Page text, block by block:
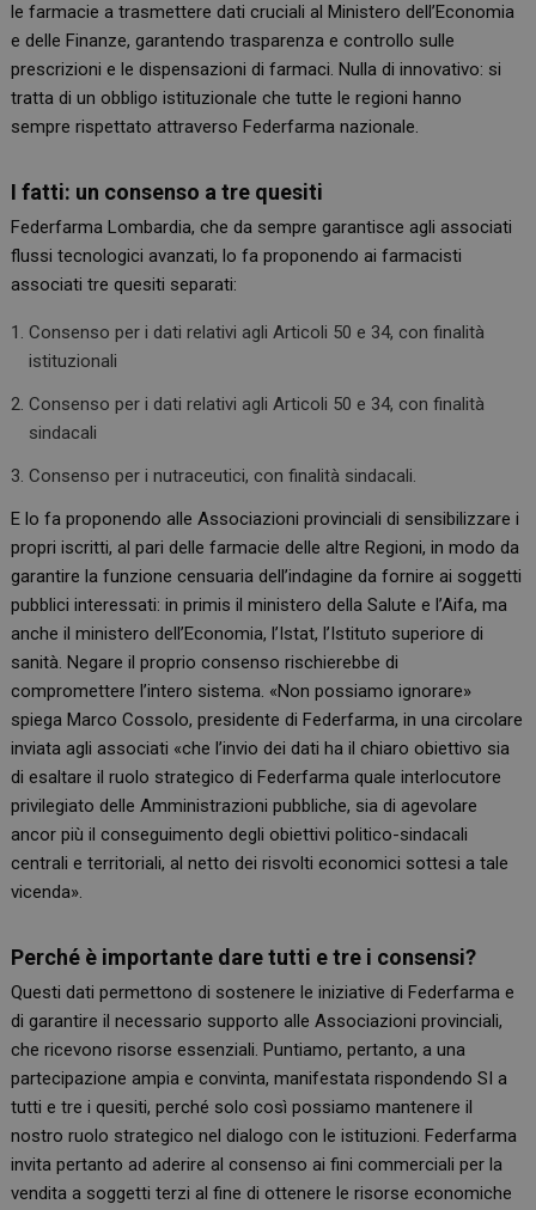
le farmacie a trasmettere dati cruciali al Ministero dell’Economia
e delle Finanze, garantendo trasparenza e controllo sulle
prescrizioni e le dispensazioni di farmaci. Nulla di innovativo: si
tratta di un obbligo istituzionale che tutte le regioni hanno
sempre rispettato attraverso Federfarma nazionale.
I fatti: un consenso a tre quesiti
Federfarma Lombardia, che da sempre garantisce agli associati
flussi tecnologici avanzati, lo fa proponendo ai farmacisti
associati tre quesiti separati:
Consenso per i dati relativi agli Articoli 50 e 34, con finalità
istituzionali
Consenso per i dati relativi agli Articoli 50 e 34, con finalità
sindacali
Consenso per i nutraceutici, con finalità sindacali.
E lo fa proponendo alle Associazioni provinciali di sensibilizzare i
propri iscritti, al pari delle farmacie delle altre Regioni, in modo da
garantire la funzione censuaria dell’indagine da fornire ai soggetti
pubblici interessati: in primis il ministero della Salute e l’Aifa, ma
anche il ministero dell’Economia, l’Istat, l’Istituto superiore di
sanità. Negare il proprio consenso rischierebbe di
compromettere l’intero sistema. «Non possiamo ignorare»
spiega Marco Cossolo, presidente di Federfarma, in una circolare
inviata agli associati «che l’invio dei dati ha il chiaro obiettivo sia
di esaltare il ruolo strategico di Federfarma quale interlocutore
privilegiato delle Amministrazioni pubbliche, sia di agevolare
ancor più il conseguimento degli obiettivi politico-sindacali
centrali e territoriali, al netto dei risvolti economici sottesi a tale
vicenda».
Perché è importante dare tutti e tre i consensi?
Questi dati permettono di sostenere le iniziative di Federfarma e
di garantire il necessario supporto alle Associazioni provinciali,
che ricevono risorse essenziali. Puntiamo, pertanto, a una
partecipazione ampia e convinta, manifestata rispondendo SI a
tutti e tre i quesiti, perché solo così possiamo mantenere il
nostro ruolo strategico nel dialogo con le istituzioni. Federfarma
invita pertanto ad aderire al consenso ai fini commerciali per la
vendita a soggetti terzi al fine di ottenere le risorse economiche